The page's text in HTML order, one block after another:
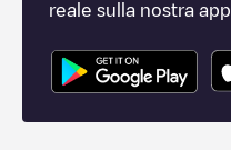
reale sulla nostra app.